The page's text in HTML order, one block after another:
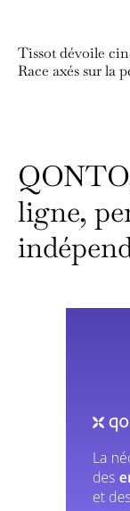
Tissot dévoile
Race axés sur la
ligne,